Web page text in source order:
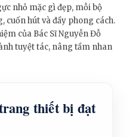
nhỏ mặc gì đẹp, mỗi bộ
cuốn hút và đầy phong cách.
của Bác Sĩ Nguyễn Đỗ
tuyệt tác, nâng tầm nhan
thiết bị đạt